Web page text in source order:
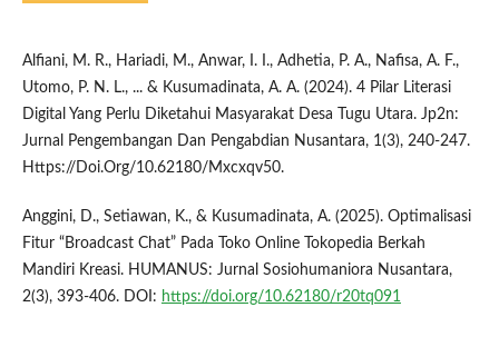
Alfiani, M. R., Hariadi, M., Anwar, I. I., Adhetia, P. A., Nafisa, A. F.,
Utomo, P. N. L., ... & Kusumadinata, A. A. (2024). 4 Pilar Literasi
Digital Yang Perlu Diketahui Masyarakat Desa Tugu Utara. Jp2n:
Jurnal Pengembangan Dan Pengabdian Nusantara, 1(3), 240-247.
Https://Doi.Org/10.62180/Mxcxqv50.
Anggini, D., Setiawan, K., & Kusumadinata, A. (2025). Optimalisasi
Fitur “Broadcast Chat” Pada Toko Online Tokopedia Berkah
Mandiri Kreasi. HUMANUS: Jurnal Sosiohumaniora Nusantara,
2(3), 393-406. DOI: https://doi.org/10.62180/r20tq091